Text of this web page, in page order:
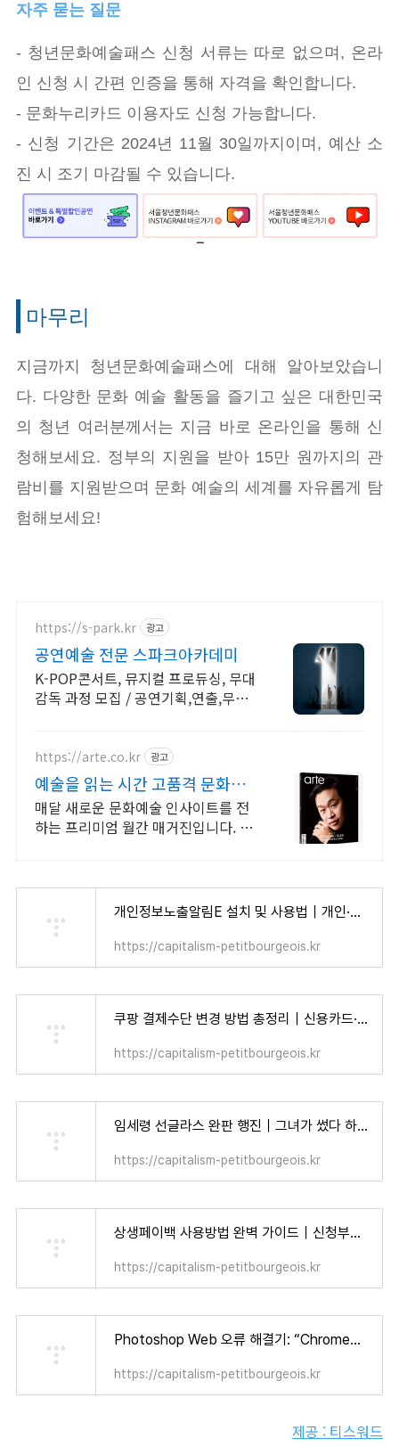
자주 묻는 질문
- 청년문화예술패스 신청 서류는 따로 없으며, 온라
인 신청 시 간편 인증을 통해 자격을 확인합니다.
- 문화누리카드 이용자도 신청 가능합니다.
- 신청 기간은 2024년 11월 30일까지이며, 예산 소
진 시 조기 마감될 수 있습니다.
마무리
지금까지 청년문화예술패스에 대해 알아보았습니
다. 다양한 문화 예술 활동을 즐기고 싶은 대한민국
의 청년 여러분께서는 지금 바로 온라인을 통해 신
청해보세요. 정부의 지원을 받아 15만 원까지의 관
람비를 지원받으며 문화 예술의 세계를 자유롭게 탐
험해보세요!
https://s-park.kr 광고
공연예술 전문 스파크아카데미
K-POP콘서트, 뮤지컬 프로듀싱, 무대
감독 과정 모집 / 공연기획,연출,무대
책임집니다
https://arte.co.kr 광고
예술을 읽는 시간 고품격 문화예
술 월간지
매달 새로운 문화예술 인사이트를 전
하는 프리미엄 월간 매거진입니다. 아
개인정보노출알림E 설치 및 사용법｜개인·가족 모두가 알아야 할 보안 수칙 - 자본주의 소시민
https://capitalism-petitbourgeois.kr
쿠팡 결제수단 변경 방법 총정리｜신용카드·카카오페이·계좌이체까지 한 번에 설정! - 자본주의 소시민
https://capitalism-petitbourgeois.kr
임세령 선글라스 완판 행진｜그녀가 썼다 하면 품절! 인기템 리스트 총정리 - 자본주의 소시민
https://capitalism-petitbourgeois.kr
상생페이백 사용방법 완벽 가이드｜신청부터 사용처까지 한 번에 정리! - 자본주의 소시민
https://capitalism-petitbourgeois.kr
Photoshop Web 오류 해결기: “Chrome에서는 사용 가능한 디스크 용량이 제한됩니다” 눈물겨운 사투 (+ 어도비 12개월 무료 혜택!) - 자본주의 소시민
https://capitalism-petitbourgeois.kr
제공 : 티스워드